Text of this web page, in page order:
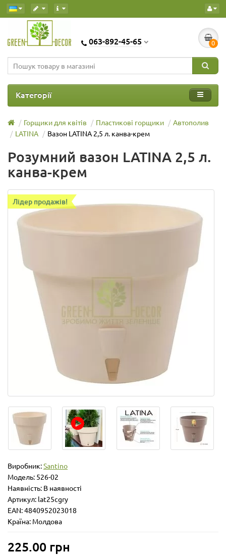
063-892-45-65 0
Категорії
Горщики для квітів Пластикові горщики
Автополив
LATINA
Вазон LATINA 2,5 л. канва-крем
Розумний вазон LATINA 2,5 л.
канва-крем
Лідер продажів!
Виробник:Santino
Модель: 526-02
Наявність: В наявності
Артикул: lat25cgry
EAN: 4840952023018
Країна: Молдова
225.00 грн